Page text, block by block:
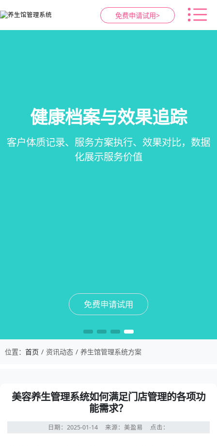
免费申请试用>
会员营销&锁客
会员积分、套餐定制、精准营销、客户关怀，提
升复购率与客单价
免费申请试用
预约与工位管理
在线预约、智能排班、技师调度、房间/床位状态
一目了然，提升资源利用率
免费申请试用
健康档案与效果追踪
客户体质记录、服务方案执行、效果对比，数据
化展示服务价值
免费申请试用
智慧养生馆管理系统
一站式解决养生馆预约、服务、会员、财务、营
销全流程数字化管理
免费申请试用
位置： 首页 资讯动态 养生馆管理系统方案
美容养生管理系统如何满足门店管理的各项功
能需求？
日期：2025-01-14 来源：美盈易 点击：